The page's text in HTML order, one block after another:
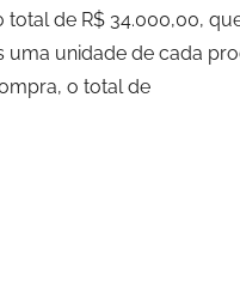
total de R$ 34.000,00,
uma unidade de cada
o total de